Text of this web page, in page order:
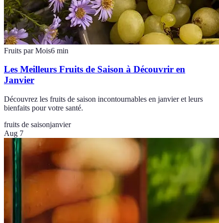
Fruits par Mois6 min
Les Meilleurs Fruits de Saison à Découvrir en
Janvier
Découvrez les fruits de saison incontournables en janvier et leurs
bienfaits pour votre santé.
fruits de saisonjanvier
Aug 7